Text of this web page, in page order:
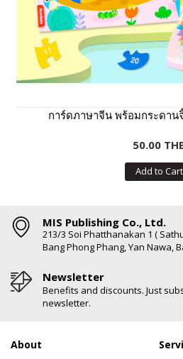
การ์ดภาษาจีน พร้อมกระดา
50.00
Add to Cart
MIS Publishing Co., Ltd.
213/3 Soi Phatthanakan 1 (
Bang Phong Phang, Yan Nawa,
Newsletter
Benefits and discounts. Just
newsletter.
About